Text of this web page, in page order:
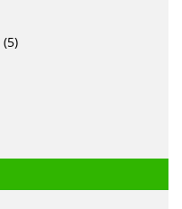
(5)